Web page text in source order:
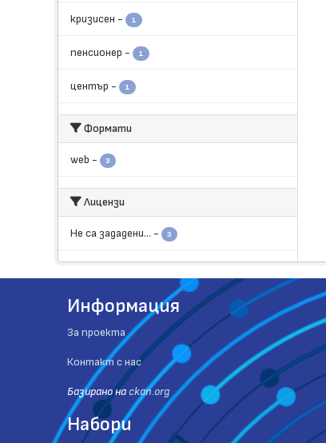
кризисен - 1
пенсионер - 1
център - 1
Формати
web - 3
Лицензи
Не са зададени... - 3
Информация
За проекта
Контакт с нас
Базиранo на ckan.org
Набори